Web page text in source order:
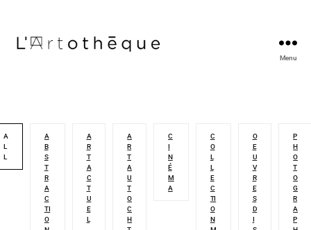
Menu
A
L
L
A
B
S
T
R
A
C
TI
O
A
R
T
A
C
T
U
E
L
A
R
T
A
U
T
O
C
H
C
I
N
É
M
A
C
O
L
L
E
C
TI
O
N
O
E
U
V
R
E
S
D
I
P
H
O
T
O
G
R
A
P